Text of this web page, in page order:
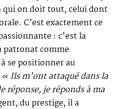
qui on doit tout, celui dont
C’est exactement ce
: c’est la
patronat comme
se positionner au
« Ils m’ont attaqué dans la
réponse, je réponds à ma
du prestige, il a